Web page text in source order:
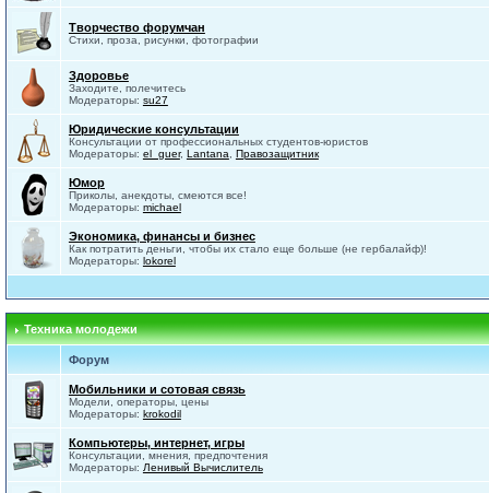
Творчество форумчан
Стихи, проза, рисунки, фотографии
Здоровье
Заходите, полечитесь
Модераторы: su27
Юридические консультации
Консультации от профессиональных студентов-юристов
Модераторы: el_guer, Lantana Правозащитник
Юмор
Приколы, анекдоты, смеются все!
Модераторы: michael
Экономика, финансы и бизнес
Как потратить деньги, чтобы их стало еще больше (не гербалайф)!
Модераторы: lokorel
Техника молодежи
Форум
Мобильники и сотовая связь
Модели, операторы, цены
Модераторы: krokodil
Компьютеры, интернет, игры
Консультации, мнения, предпочтения
Модераторы: Ленивый Вычислитель